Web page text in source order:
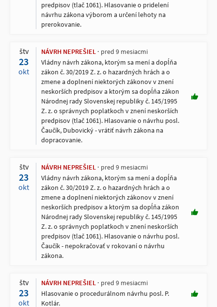
predpisov (tlač 1061). Hlasovanie o pridelení
návrhu zákona výborom a určení lehoty na
prerokovanie.
štv
23
okt
NÁVRH NEPREŠIEL
pred 9 mesiacmi
Vládny návrh zákona, ktorým sa mení a dopĺňa
zákon č. 30/2019 Z. z. o hazardných hrách a o
zmene a doplnení niektorých zákonov v znení
neskorších predpisov a ktorým sa dopĺňa zákon
Národnej rady Slovenskej republiky č. 145/1995
Z. z. o správnych poplatkoch v znení neskorších
predpisov (tlač 1061). Hlasovanie o návrhu posl.
Čaučík, Dubovický - vrátiť návrh zákona na
dopracovanie.
štv
23
okt
NÁVRH NEPREŠIEL
pred 9 mesiacmi
Vládny návrh zákona, ktorým sa mení a dopĺňa
zákon č. 30/2019 Z. z. o hazardných hrách a o
zmene a doplnení niektorých zákonov v znení
neskorších predpisov a ktorým sa dopĺňa zákon
Národnej rady Slovenskej republiky č. 145/1995
Z. z. o správnych poplatkoch v znení neskorších
predpisov (tlač 1061). Hlasovanie o návrhu posl.
Čaučík - nepokračovať v rokovaní o návrhu
zákona.
štv
23
okt
NÁVRH NEPREŠIEL
pred 9 mesiacmi
Hlasovanie o procedurálnom návrhu posl. P.
Kotlár.